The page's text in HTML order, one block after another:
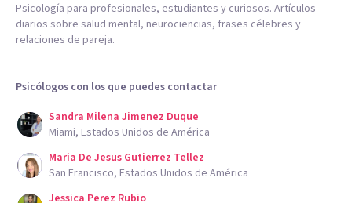
Psicología para profesionales, estudiantes y curiosos. Artículos
diarios sobre salud mental, neurociencias, frases célebres y
relaciones de pareja.
Psicólogos con los que puedes contactar
Sandra Milena Jimenez Duque
Miami, Estados Unidos de América
Maria De Jesus Gutierrez Tellez
San Francisco, Estados Unidos de América
Jessica Perez Rubio